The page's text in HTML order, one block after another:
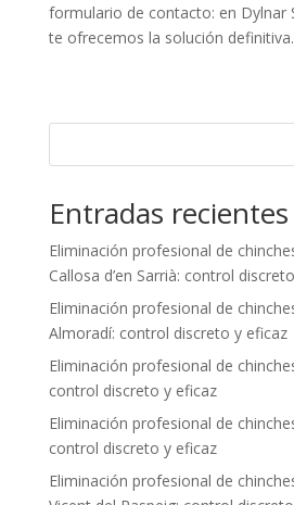
formulario de contacto: en Dylnar
te ofrecemos la solución definitiva.
Entradas recientes
Eliminación profesional de
Callosa d’en Sarrià: control
Eliminación profesional de
Almoradí: control discreto y eficaz
Eliminación profesional de
control discreto y eficaz
Eliminación profesional de
control discreto y eficaz
Eliminación profesional de